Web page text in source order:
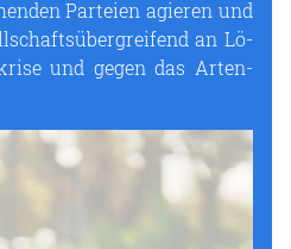
Par­tei­en agie­ren und
an Lö­
und gegen das Ar­ten­